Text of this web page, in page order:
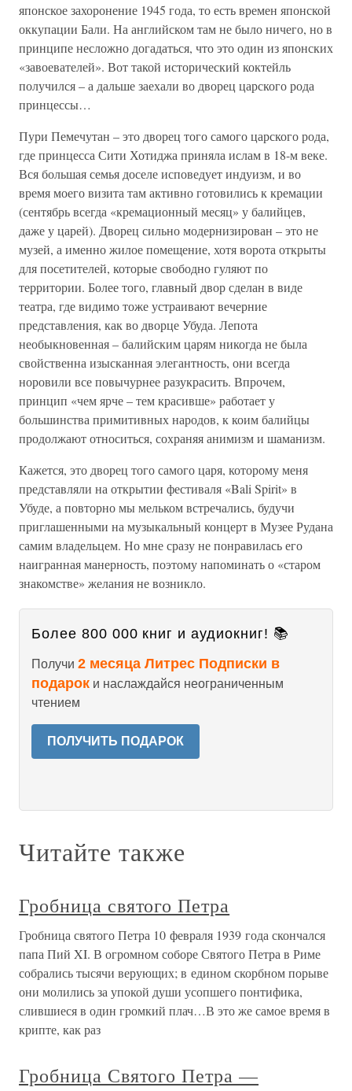
японское захоронение 1945 года, то есть времен японской
оккупации Бали. На английском там не было ничего, но в
принципе несложно догадаться, что это один из японских
«завоевателей». Вот такой исторический коктейль
получился – а дальше заехали во дворец царского рода
принцессы…
Пури Пемечутан – это дворец того самого царского рода,
где принцесса Сити Хотиджа приняла ислам в 18-м веке.
Вся большая семья доселе исповедует индуизм, и во
время моего визита там активно готовились к кремации
(сентябрь всегда «кремационный месяц» у балийцев,
даже у царей). Дворец сильно модернизирован – это не
музей, а именно жилое помещение, хотя ворота открыты
для посетителей, которые свободно гуляют по
территории. Более того, главный двор сделан в виде
театра, где видимо тоже устраивают вечерние
представления, как во дворце Убуда. Лепота
необыкновенная – балийским царям никогда не была
свойственна изысканная элегантность, они всегда
норовили все повычурнее разукрасить. Впрочем,
принцип «чем ярче – тем красивше» работает у
большинства примитивных народов, к коим балийцы
продолжают относиться, сохраняя анимизм и шаманизм.
Кажется, это дворец того самого царя, которому меня
представляли на открытии фестиваля «Bali Spirit» в
Убуде, а повторно мы мельком встречались, будучи
приглашенными на музыкальный концерт в Музее Рудана
самим владельцем. Но мне сразу не понравилась его
наигранная манерность, поэтому напоминать о «старом
знакомстве» желания не возникло.
Более 800 000 книг и аудиокниг! 📚
Получи 2 месяца Литрес Подписки в
подарок и наслаждайся неограниченным
чтением
ПОЛУЧИТЬ ПОДАРОК
Читайте также
Гробница святого Петра
Гробница святого Петра 10 февраля 1939 года скончался
папа Пий XI. В огромном соборе Святого Петра в Риме
собрались тысячи верующих; в едином скорбном порыве
они молились за упокой души усопшего понтифика,
слившиеся в один громкий плач…В это же самое время в
крипте, как раз
Гробница Святого Петра —